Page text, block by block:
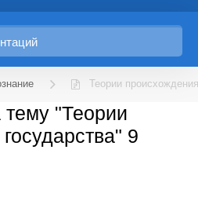
Теории
тему "Теории
9